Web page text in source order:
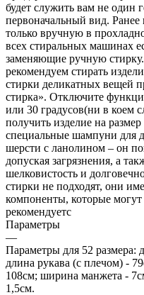
будет служить вам не один
первоначальный вид. Ранее
только вручную в
всех стиральных машинах
заменяющие ручную
рекомендуем стирать
стирки деликатных вещей
стирка». Отключите
или 30 градусов(ни в коем
получить изделие на
специальные шампуни для
шерсти с ланолином – он
допуская загрязнения, а
шелковистость и
стирки не подходят, они
компоненты, которые
рекомендуетс
Параметры
—
Параметры для 52 размера:
длина рукава (с плечом) -
108см; ширина манжета -
1,5см.